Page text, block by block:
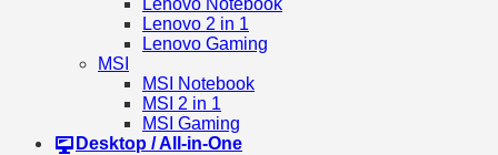
Lenovo Notebook
Lenovo 2 in 1
Lenovo Gaming
MSI
MSI Notebook
MSI 2 in 1
MSI Gaming
Desktop / All-in-One